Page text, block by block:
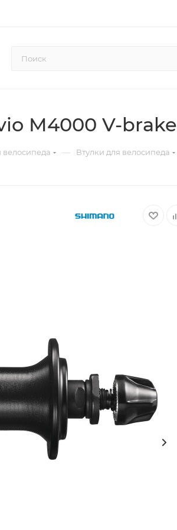
M4000 V-brake
— Втулки для велосипеда